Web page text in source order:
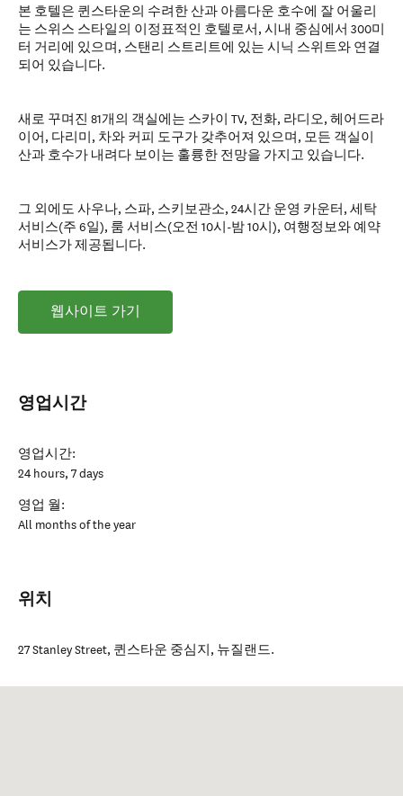
본 호텔은 퀸스타운의 수려한 산과 아름다운 호수에 잘 어울리
는 스위스 스타일의 이정표적인 호텔로서, 시내 중심에서 300미
터 거리에 있으며, 스탠리 스트리트에 있는 시닉 스위트와 연결
되어 있습니다.
새로 꾸며진 81개의 객실에는 스카이 TV, 전화, 라디오, 헤어드라
이어, 다리미, 차와 커피 도구가 갖추어져 있으며, 모든 객실이
산과 호수가 내려다 보이는 훌륭한 전망을 가지고 있습니다.
그 외에도 사우나, 스파, 스키보관소, 24시간 운영 카운터, 세탁
서비스(주 6일), 룸 서비스(오전 10시-밤 10시), 여행정보와 예약
서비스가 제공됩니다.
웹사이트 가기
영업시간
영업시간:
24 hours, 7 days
영업 월:
All months of the year
위치
27 Stanley Street, 퀸스타운 중심지 , 뉴질랜드.